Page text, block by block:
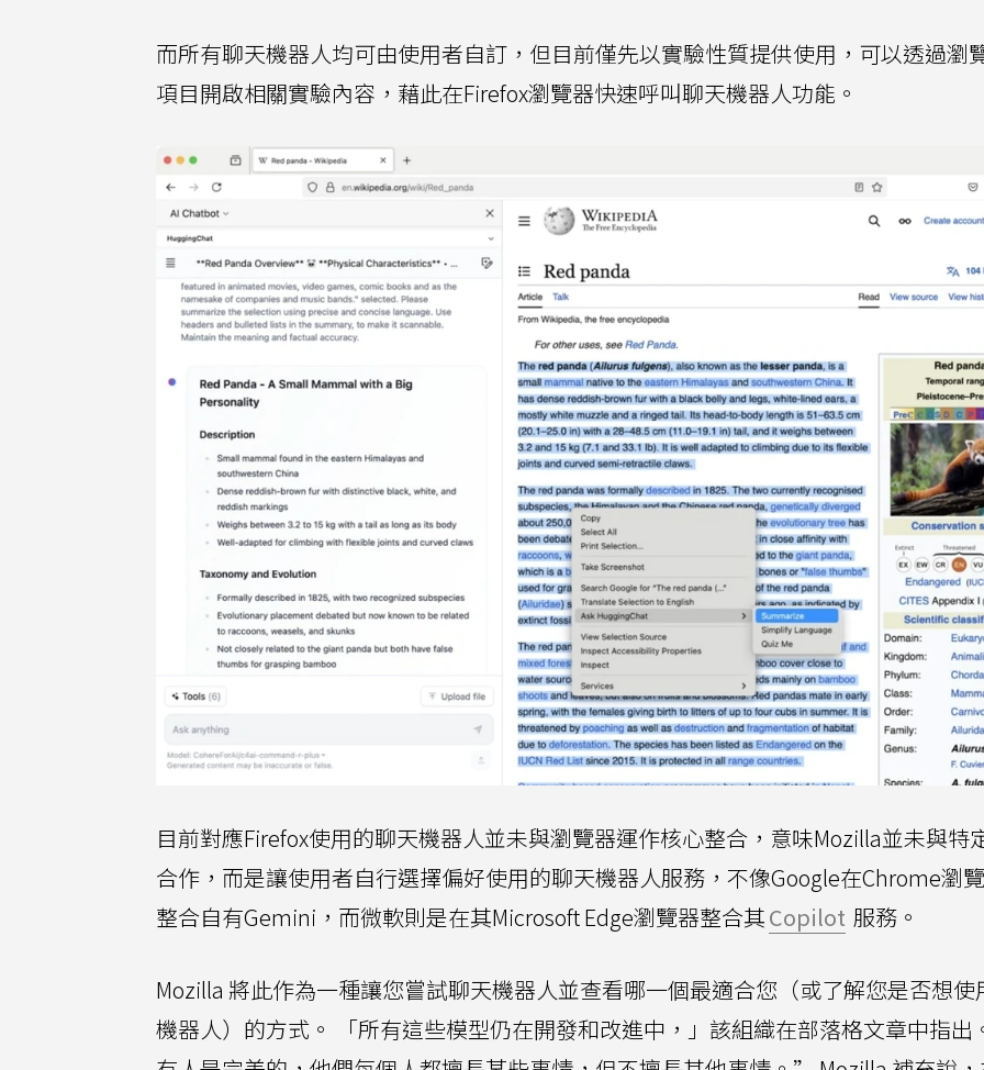
而所有聊天機器人均可由使用者自訂，但目前僅先以實驗性質提供使用，可以透過瀏
項目開啟相關實驗內容，藉此在Firefox瀏覽器快速呼叫聊天機器人功能。
目前對應Firefox使用的聊天機器人並未與瀏覽器運作核心整合，意味Mozilla並未與特
合作，而是讓使用者自行選擇偏好使用的聊天機器人服務，不像Google在Chrome瀏
整合自有Gemini，而微軟則是在其Microsoft Edge瀏覽器整合其Copilot 服務。
Mozilla 將此作為一種讓您嘗試聊天機器人並查看哪一個最適合您（或了解您是否想使
機器人）的方式。 「所有這些模型仍在開發和改進中，」該組織在部落格文章中指